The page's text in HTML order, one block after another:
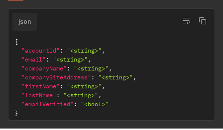
json
{
"accountId" : "<string>" ,
"email" : "<string>" ,
"companyName" : "<string>" ,
"companySiteAddress" : "<string>" ,
"firstName" : "<string>" ,
"lastName" : "<string>" ,
"emailVerified" :
"<bool>"
}